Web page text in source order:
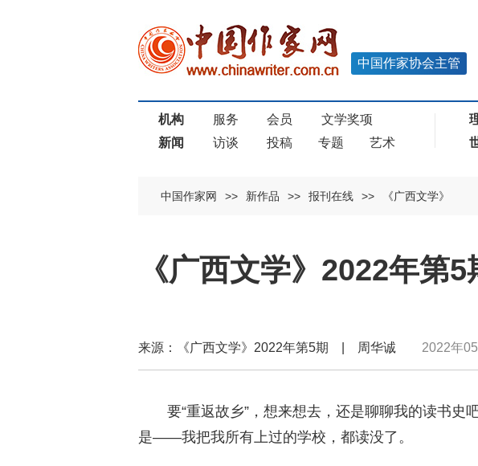
中国作家协会主管
机构 服务 会员
文学奖项
新闻
访谈 投稿 专题 艺术
中国作家网 >> 新作品 >> 报刊在线 >> 《广西文学》
《广西文学》2022年第
来源：《广西文学》2022年第5期 | 周华诚 2022年
要“重返故乡”，想来想去，还是聊聊我的读书史
是——我把我所有上过的学校，都读没了。